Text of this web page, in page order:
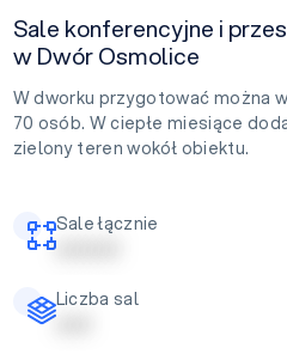
Sale konferencyjne i
w Dwór Osmolice
W dworku przygotować można
70 osób. W ciepłe miesiące
zielony teren wokół obiektu.
Sale łącznie
| | | | | | | | |
Liczba sal
| | | | |